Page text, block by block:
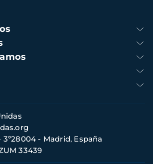
- Madrid, España
33439